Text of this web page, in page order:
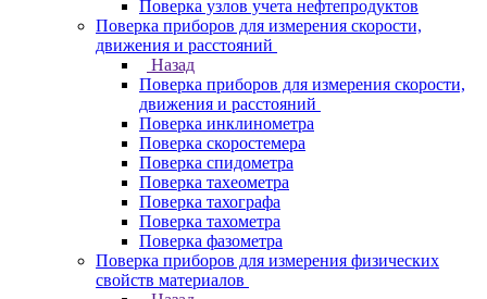
Поверка узлов учета нефтепродуктов
Поверка приборов для измерения скорости,
движения и расстояний
Назад
Поверка приборов для измерения скорости,
движения и расстояний
Поверка инклинометра
Поверка скоростемера
Поверка спидометра
Поверка тахеометра
Поверка тахографа
Поверка тахометра
Поверка фазометра
Поверка приборов для измерения физических
свойств материалов